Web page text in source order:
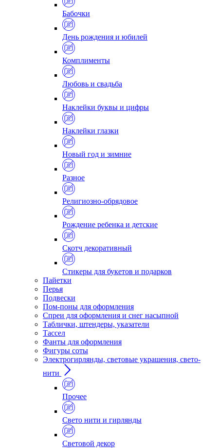
Бабочки
День рождения и юбилей
Комплименты
Любовь и свадьба
Наклейки буквы и цифры
Наклейки глазки
Новый год и зимние
Разное
Религиозно-обрядовое
Рождение ребенка и детские
Скотч декоративный
Стикеры для букетов и подарков
Пайетки
Перья
Подвески
Пом-поны для оформления
Спреи для оформления и снег насыпной
Таблички, штендеры, указатели
Тассел
Фанты для оформления
Фигуры соты
Электрогирлянды, световые украшения, свето-
нити
Прочее
Свето нити и гирлянды
Световой декор